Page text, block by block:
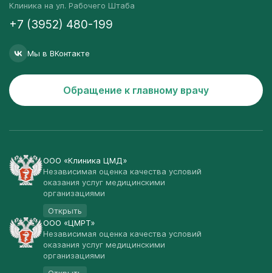
Клиника на ул. Рабочего Штаба
+7 (3952) 480-199
Мы в ВКонтакте
Обращение к главному врачу
ООО «Клиника ЦМД»
Независимая оценка качества условий
оказания услуг медицинскими
организациями
Открыть
ООО «ЦМРТ»
Независимая оценка качества условий
оказания услуг медицинскими
организациями